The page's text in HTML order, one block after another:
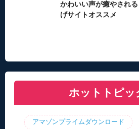
かわいい声が癒やされ
げサイトオススメ
自動音声読み上げ無料
やすさと機能を比較
【2026年最新】合成音
ト・アプリおすすめ7選
【2026年更新】AI音声
ト・アプリ8選！【無料
【2026最新】TuneFab
をご紹介！最優の代替
【2026最新】ひまわり
ホットトピッ
アマゾンプライムダウンロード